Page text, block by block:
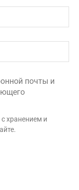
почты и
хранением и